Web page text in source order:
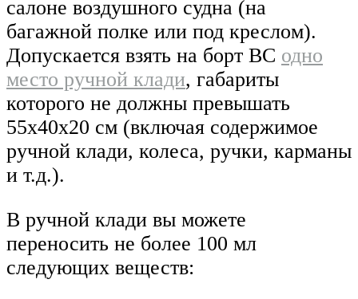
салоне воздушного судна (на
багажной полке или под креслом).
Допускается взять на борт ВС одно
место ручной клади, габариты
которого не должны превышать
55x40x20 см (включая содержимое
ручной клади, колеса, ручки, карманы
и т.д.).
В ручной клади вы можете
переносить не более 100 мл
следующих веществ: